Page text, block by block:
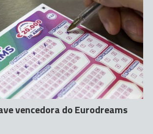
vencedora do Eurodreams